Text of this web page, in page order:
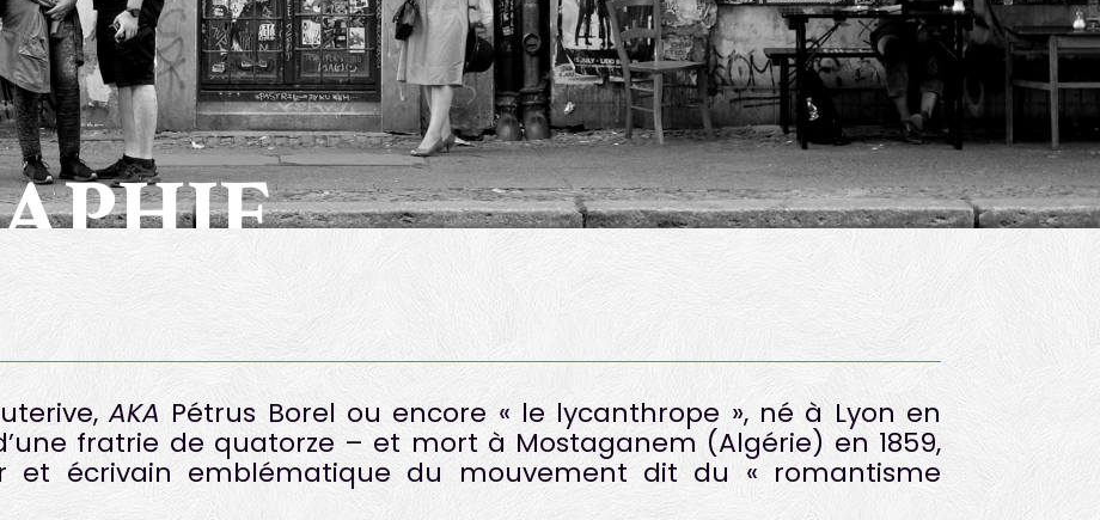
AKA Pétrus Borel ou encore « le lycanthrope », né à Lyon en
fratrie de quatorze – et mort à Mostaganem (Algérie) en 1859,
et écrivain emblématique du mouvement dit du « romantisme